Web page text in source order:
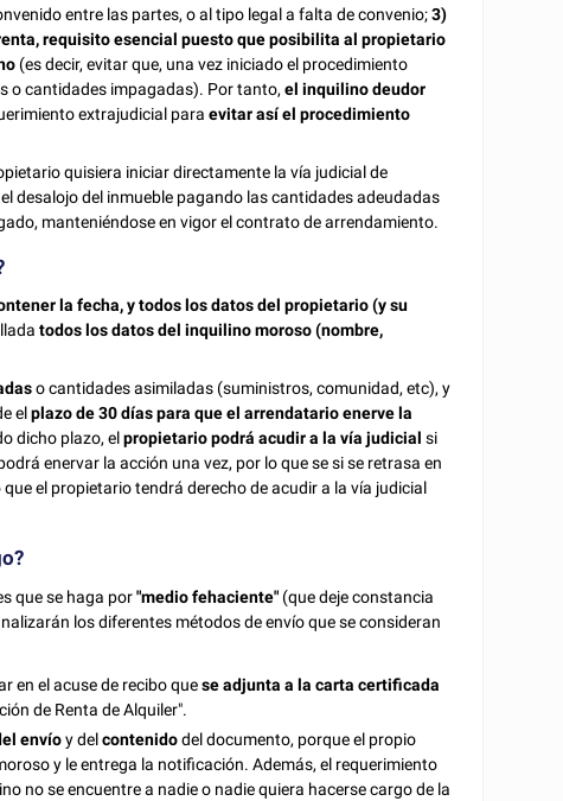
entre las partes, o al tipo legal a falta de convenio;3)
requisito esencial puesto que posibilita al propietario
(es decir, evitar que, una vez iniciado el procedimiento
o cantidades impagadas). Por tanto,el inquilino deudor
extrajudicial para evitar así el procedimiento
quisiera iniciar directamente la vía judicial de
desalojo del inmueble pagando las cantidades adeudadas
manteniéndose en vigor el contrato de arrendamiento.
la fecha, y todos los datos del propietario (y su
todos los datos del inquilino moroso (nombre,
o cantidades asimiladas (suministros, comunidad, etc), y
elplazo de 30 días para que el arrendatario enerve la
dicho plazo, elpropietario podrá acudir a la vía judicial si
enervar la acción una vez, por lo que se si se retrasa en
el propietario tendrá derecho de acudir a la vía judicial
que se haga por"medio fehaciente" (que deje constancia
los diferentes métodos de envío que se consideran
en el acuse de recibo quese adjunta a la carta certificada
de Renta de Alquiler".
envíoy delcontenidodel documento, porque el propio
y le entrega la notificación. Además, el requerimiento
no se encuentre a nadie o nadie quiera hacerse cargo de la